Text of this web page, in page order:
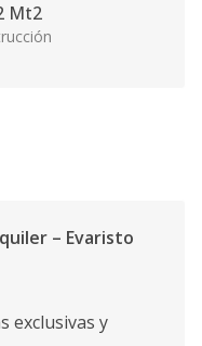
Mt2
– Evaristo
exclusivas y